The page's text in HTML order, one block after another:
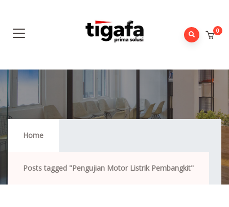
0
Home
Posts tagged "Pengujian Motor Listrik Pembangkit"